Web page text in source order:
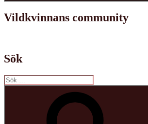
Vildkvinnans community
Sök
Sök
efter: